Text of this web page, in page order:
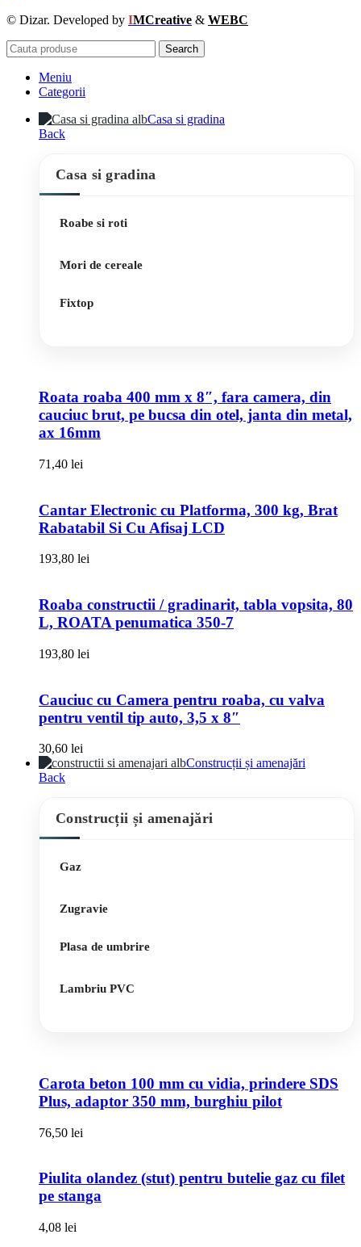
© Dizar. Developed by IMCreative & WEBC
Search
Meniu
Categorii
Casa si gradina
Back
Casa si gradina
Roabe si roti
Mori de cereale
Fixtop
Roata roaba 400 mm x 8″, fara camera, din
cauciuc brut, pe bucsa din otel, janta din metal,
ax 16mm
71,40 lei
Cantar Electronic cu Platforma, 300 kg, Brat
Rabatabil Si Cu Afisaj LCD
193,80 lei
Roaba constructii / gradinarit, tabla vopsita, 80
L, ROATA penumatica 350-7
193,80 lei
Cauciuc cu Camera pentru roaba, cu valva
pentru ventil tip auto, 3,5 x 8″
30,60 lei
Construcții și amenajări
Back
Construcții și amenajări
Gaz
Zugravie
Plasa de umbrire
Lambriu PVC
Carota beton 100 mm cu vidia, prindere SDS
Plus, adaptor 350 mm, burghiu pilot
76,50 lei
Piulita olandez (stut) pentru butelie gaz cu filet
pe stanga
4,08 lei